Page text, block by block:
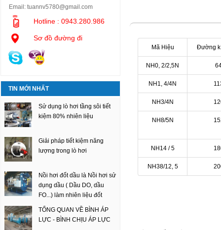
Email: tuannv5780@gmail.com
Hotline : 0943.280.986
Sơ đồ đường đi
TIN MỚI NHẤT
Sử dụng lò hơi tầng sôi tiết
kiệm 80% nhiên liệu
Giải pháp tiết kiệm năng
lượng trong lò hơi
Nồi hơi đốt dầu là Nồi hơi sử
dụng dầu ( Dầu DO, dầu
FO...) làm nhiên liệu đốt
TỔNG QUAN VỀ BÌNH ÁP
LỰC - BÌNH CHỊU ÁP LỰC
Mã Hiệu Đường
NH0, 2/2,5N
NH1, 4/4N
NH3/4N
NH8/5N
NH14 / 5
NH38/12, 5